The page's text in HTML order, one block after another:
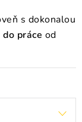
s dokonalou
práce od